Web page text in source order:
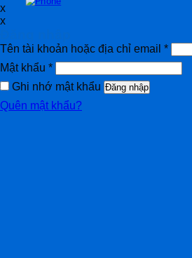
x
x
Tên tài khoản hoặc địa chỉ email *
Mật khẩu *
Ghi nhớ mật khẩu Đăng nhập
Quên mật khẩu?